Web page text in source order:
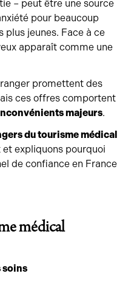
– peut être une source
pour beaucoup
plus jeunes. Face à ce
apparaît comme une
promettent des
ces offres comportent
majeurs.
du tourisme médical
expliquons pourquoi
de confiance en France
médical
soins